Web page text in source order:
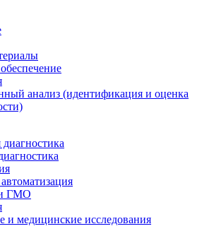
анализ (идентификация и оценка
и ГМО
и медицинские исследования